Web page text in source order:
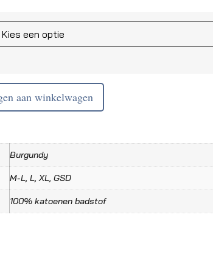
aan winkelwagen
Burgundy
M-L, L, XL, GSD
100% katoenen badstof